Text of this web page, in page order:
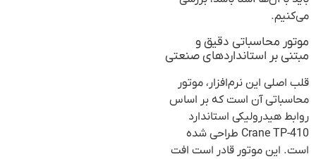
می‌کنیم.
موتور محاسباتی دقیق و
مبتنی بر استانداردهای صنعتی
قلب اصلی این نرم‌افزار، موتور
محاسباتی آن است که بر اساس
روابط هیدرولیکی استاندارد
Crane TP-410 طراحی شده
است. این موتور قادر است افت